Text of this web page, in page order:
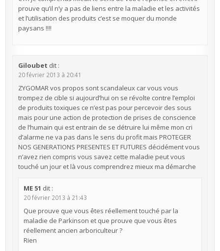
prouve qu’il n’y a pas de liens entre la maladie et les activités
et l’utilisation des produits c’est se moquer du monde
paysans !!!!
Giloubet dit :
20 février 2013 à 20:41
ZYGOMAR vos propos sont scandaleux car vous vous
trompez de cible si aujourd’hui on se révolte contre l’emploi
de produits toxiques ce n’est pas pour percevoir des sous
mais pour une action de protection de prises de conscience
de l’humain qui est entrain de se détruire lui même mon cri
d’alarme ne va pas dans le sens du profit mais PROTEGER
NOS GENERATIONS PRESENTES ET FUTURES décidément vous
n’avez rien compris vous savez cette maladie peut vous
touché un jour et là vous comprendrez mieux ma démarche
ME 51 dit :
20 février 2013 à 21:43
Que prouve que vous êtes réellement touché par la
maladie de Parkinson et que prouve que vous êtes
réellement ancien arboriculteur ?
Rien